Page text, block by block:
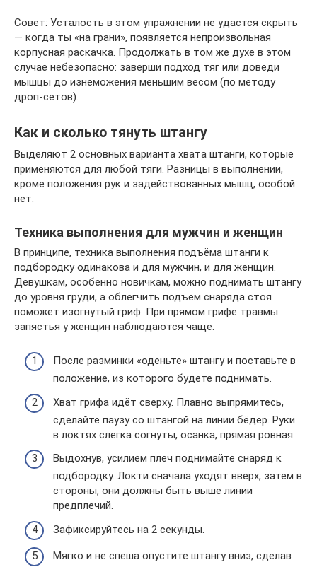
Совет: Усталость в этом упражнении не удастся скрыть
— когда ты «на грани», появляется непроизвольная
корпусная раскачка. Продолжать в том же духе в этом
случае небезопасно: заверши подход тяг или доведи
мышцы до изнеможения меньшим весом (по методу
дроп-сетов).
Как и сколько тянуть штангу
Выделяют 2 основных варианта хвата штанги, которые
применяются для любой тяги. Разницы в выполнении,
кроме положения рук и задействованных мышц, особой
нет.
Техника выполнения для мужчин и женщин
В принципе, техника выполнения подъёма штанги к
подбородку одинакова и для мужчин, и для женщин.
Девушкам, особенно новичкам, можно поднимать штангу
до уровня груди, а облегчить подъём снаряда стоя
поможет изогнутый гриф. При прямом грифе травмы
запястья у женщин наблюдаются чаще.
После разминки «оденьте» штангу и поставьте в
положение, из которого будете поднимать.
Хват грифа идёт сверху. Плавно выпрямитесь,
сделайте паузу со штангой на линии бёдер. Руки
в локтях слегка согнуты, осанка, прямая ровная.
Выдохнув, усилием плеч поднимайте снаряд к
подбородку. Локти сначала уходят вверх, затем в
стороны, они должны быть выше линии
предплечий.
Зафиксируйтесь на 2 секунды.
Мягко и не спеша опустите штангу вниз, сделав